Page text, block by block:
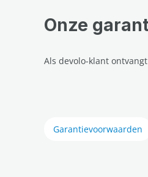
Onze
Als devolo-klant
Garantievoorwaarden